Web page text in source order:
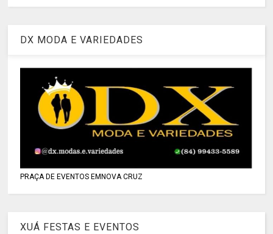
DX MODA E VARIEDADES
PRAÇA DE EVENTOS EMNOVA CRUZ
XUÁ FESTAS E EVENTOS